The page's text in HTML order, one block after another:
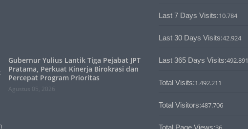
Gubernur Yulius Lantik Tiga Pejabat JPT
Pratama, Perkuat Kinerja Birokrasi dan
Percepat Program Prioritas
Agustus 05, 2026
Last 7 Days Visits:10.784
Last 30 Days Visits:42.924
Last 365 Days Visits:492.891
Total Visits:1.492.211
Total Visitors:487.706
Total Page Views: